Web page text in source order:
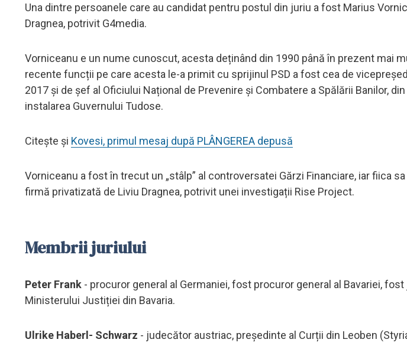
Una dintre persoanele care au candidat pentru postul din juriu a fost Marius
Dragnea, potrivit G4media.
Vorniceanu e un nume cunoscut, acesta deținând din 1990 până în prezent mai
recente funcții pe care acesta le-a primit cu sprijinul PSD a fost cea de
2017 și de șef al Oficiului Național de Prevenire și Combatere a Spălării Banilor,
instalarea Guvernului Tudose.
Citește și Kovesi, primul mesaj după PLÂNGEREA depusă
Vorniceanu a fost în trecut un „stâlp” al controversatei Gărzi Financiare, iar fiica
firmă privatizată de Liviu Dragnea, potrivit unei investigații Rise Project.
Membrii juriului
Peter Frank - procuror general al Germaniei, fost procuror general al Bavariei,
Ministerului Justiției din Bavaria.
Ulrike Haberl- Schwarz - judecător austriac, președinte al Curții din Leoben